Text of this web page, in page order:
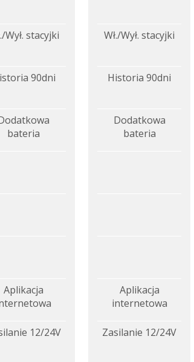
Wył. stacyjki
90dni
bateria
Aplikacja
12/24V
Wł./Wył. stacyjki
Historia 90dni
Dodatkowa
bateria
Aplikacja
internetowa
Zasilanie 12/24V